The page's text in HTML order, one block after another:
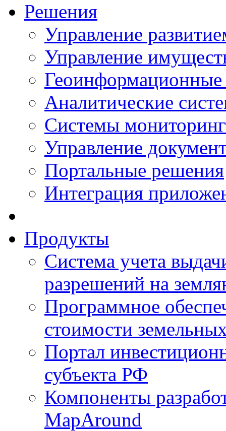
Решения
Управление
Управление
Аналитические
Системы
Управление
Портальные решения
Интеграция
Продукты
Система учета
разрешений на
Программное
стоимости
Портал
субъекта РФ
Компоненты
MapAround